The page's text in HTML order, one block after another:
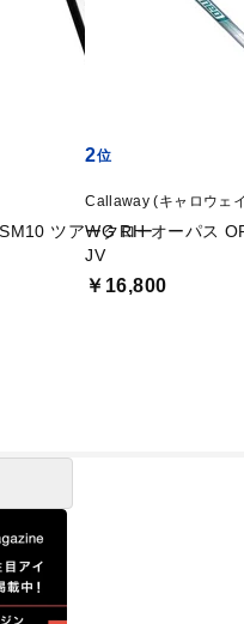
ツアークロー
2
Callaway (キャロウェ
WG RH オーパス
JV
￥16,800